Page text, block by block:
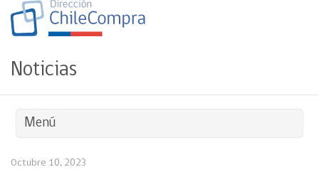
Noticias
Menú
Octubre 10, 2023